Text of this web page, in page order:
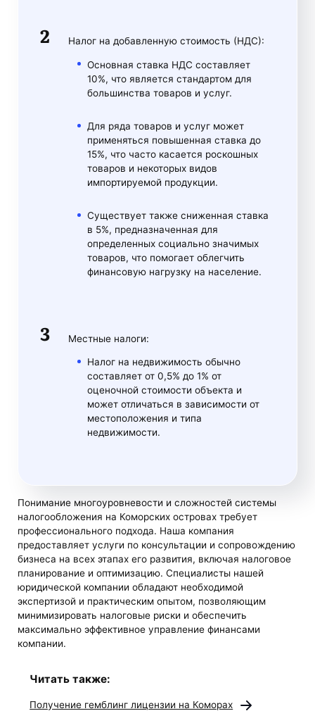
Налог на добавленную стоимость (НДС):
Основная ставка НДС составляет
10%, что является стандартом для
большинства товаров и услуг.
Для ряда товаров и услуг может
применяться повышенная ставка до
15%, что часто касается роскошных
товаров и некоторых видов
импортируемой продукции.
Существует также сниженная ставка
в 5%, предназначенная для
определенных социально значимых
товаров, что помогает облегчить
финансовую нагрузку на население.
Местные налоги:
Налог на недвижимость обычно
составляет от 0,5% до 1% от
оценочной стоимости объекта и
может отличаться в зависимости от
местоположения и типа
недвижимости.
Понимание многоуровневости и сложностей системы
налогообложения на Коморских островах требует
профессионального подхода. Наша компания
предоставляет услуги по консультации и сопровождению
бизнеса на всех этапах его развития, включая налоговое
планирование и оптимизацию. Специалисты нашей
юридической компании обладают необходимой
экспертизой и практическим опытом, позволяющим
минимизировать налоговые риски и обеспечить
максимально эффективное управление финансами
компании.
Читать также:
Получение гемблинг лицензии на Коморах